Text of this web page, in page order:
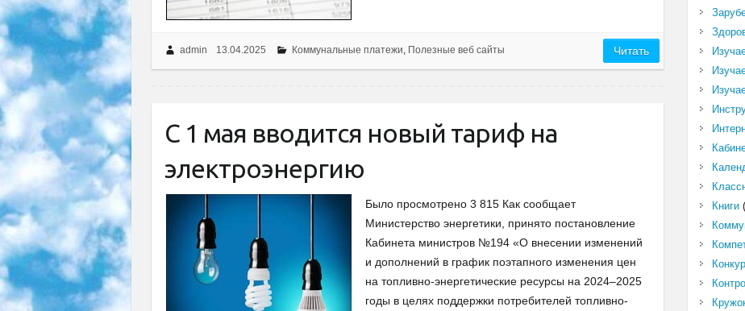
admin 13.04.2025 Коммунальные платежи, Полезные веб сайты Читать
С 1 мая вводится новый тариф на
электроэнергию
Было просмотрено 3 815 Как сообщает
Министерство энергетики, принято постановление
Кабинета министров №194 «О внесении изменений
и дополнений в график поэтапного изменения цен
на топливно-энергетические ресурсы на 2024–2025
годы в целях поддержки потребителей топливно-
Книги